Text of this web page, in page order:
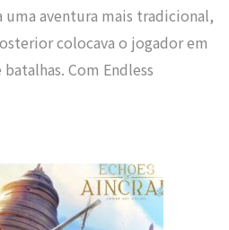
uma aventura mais tradicional,
colocava o jogador em
Com Endless